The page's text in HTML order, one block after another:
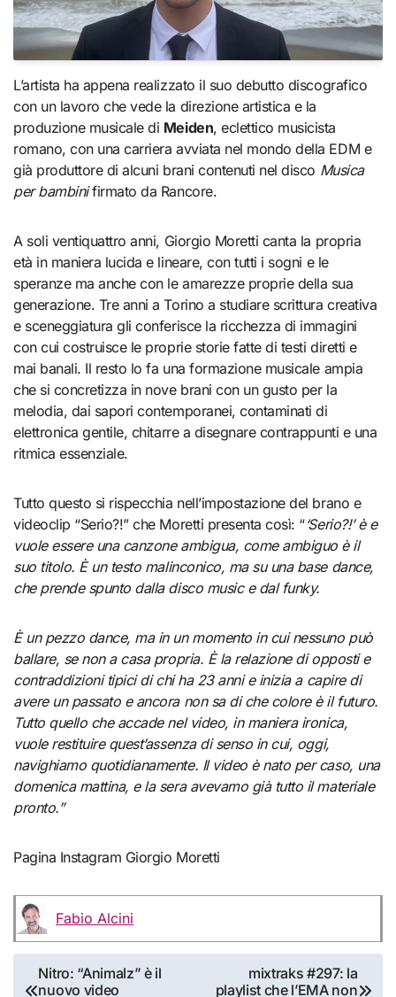
L’artista ha appena realizzato il suo debutto discografico
con un lavoro che vede la direzione artistica e la
produzione musicale di Meiden, eclettico musicista
romano, con una carriera avviata nel mondo della EDM e
già produttore di alcuni brani contenuti nel disco Musica
per bambinifirmato da Rancore.
A soli ventiquattro anni, Giorgio Moretti canta la propria
età in maniera lucida e lineare, con tutti i sogni e le
speranze ma anche con le amarezze proprie della sua
generazione. Tre anni a Torino a studiare scrittura creativa
e sceneggiatura gli conferisce la ricchezza di immagini
con cui costruisce le proprie storie fatte di testi diretti e
mai banali. Il resto lo fa una formazione musicale ampia
che si concretizza in nove brani con un gusto per la
melodia, dai sapori contemporanei, contaminati di
elettronica gentile, chitarre a disegnare contrappunti e una
ritmica essenziale.
Tutto questo si rispecchia nell’impostazione del brano e
videoclip “Serio?!” che Moretti presenta così: “‘Serio?!’ è e
vuole essere una canzone ambigua, come ambiguo è il
suo titolo. È un testo malinconico, ma su una base dance,
che prende spunto dalla disco music e dal funky.
È un pezzo dance, ma in un momento in cui nessuno può
ballare, se non a casa propria. È la relazione di opposti e
contraddizioni tipici di chi ha 23 anni e inizia a capire di
avere un passato e ancora non sa di che colore è il futuro.
Tutto quello che accade nel video, in maniera ironica,
vuole restituire quest’assenza di senso in cui, oggi,
navighiamo quotidianamente. Il video è nato per caso, una
domenica mattina, e la sera avevamo già tutto il materiale
pronto.”
Pagina Instagram Giorgio Moretti
Fabio Alcini
Navigazione
Nitro: “Animalz” è il
nuovo video
mixtraks #297: la
playlist che l’EMA non